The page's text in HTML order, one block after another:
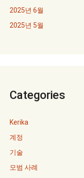
2025년 6월
2025년 5월
Categories
Kerika
계정
기술
모범 사례